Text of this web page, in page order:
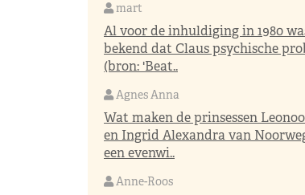
mart
Al voor de inhuldiging in 1980
bekend dat Claus psychische
(bron: 'Beat..
Agnes Anna
Wat maken de prinsessen
en Ingrid Alexandra van
een evenwi..
Anne-Roos